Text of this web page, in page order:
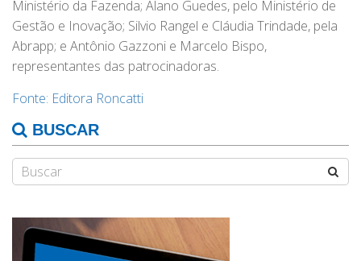
Ministério da Fazenda; Alano Guedes, pelo Ministério de
Gestão e Inovação; Silvio Rangel e Cláudia Trindade, pela
Abrapp; e Antônio Gazzoni e Marcelo Bispo,
representantes das patrocinadoras.
Fonte: Editora Roncatti
BUSCAR